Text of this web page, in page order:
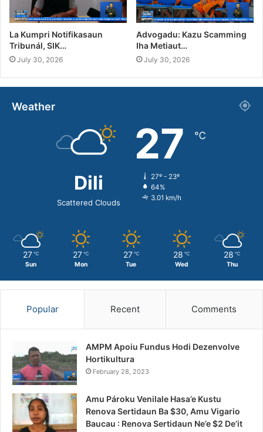
La Kumpri Notifikasaun
Tribunál, SIK…
July 30, 2026
Advogadu: Kazu Scamming
Iha Metiaut…
July 30, 2026
Weather
Dili
Scattered Clouds
27 ℃
27º - 23º
64%
3.01 km/h
27 ℃
Sun
27 ℃
Mon
27 ℃
Tue
28 ℃
Wed
28 ℃
Thu
Popular Recent Comments
AMPM Apoiu Fundus Hodi Dezenvolve
Hortikultura
February 28, 2023
Amu Pároku Venilale Hasa’e Kustu
Renova Sertidaun Ba $30, Amu Vigario
Baucau : Renova Sertidaun Ne’e $2 De’it